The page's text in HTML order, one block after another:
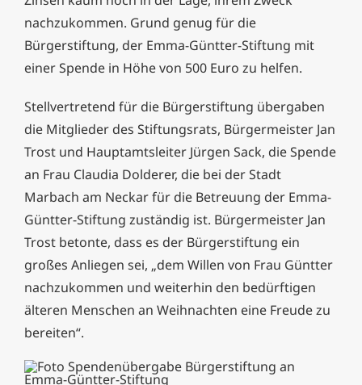
nachzukommen. Grund genug für die
Bürgerstiftung, der Emma-Güntter-Stiftung mit
einer Spende in Höhe von 500 Euro zu helfen.
Stellvertretend für die Bürgerstiftung übergaben
die Mitglieder des Stiftungsrats, Bürgermeister Jan
Trost und Hauptamtsleiter Jürgen Sack, die Spende
an Frau Claudia Dolderer, die bei der Stadt
Marbach am Neckar für die Betreuung der Emma-
Güntter-Stiftung zuständig ist. Bürgermeister Jan
Trost betonte, dass es der Bürgerstiftung ein
großes Anliegen sei, „dem Willen von Frau Güntter
nachzukommen und weiterhin den bedürftigen
älteren Menschen an Weihnachten eine Freude zu
bereiten“.